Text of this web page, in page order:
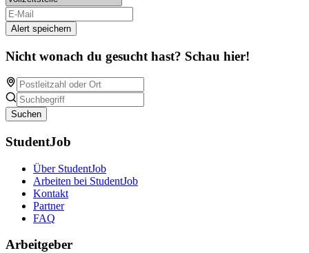
Alert speichern
Nicht wonach du gesucht hast? Schau hier!
Suchen
StudentJob
Über StudentJob
Arbeiten bei StudentJob
Kontakt
Partner
FAQ
Arbeitgeber